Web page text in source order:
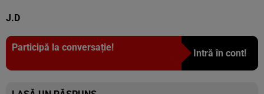
J.D
Participă la conversație!
Intră în cont!